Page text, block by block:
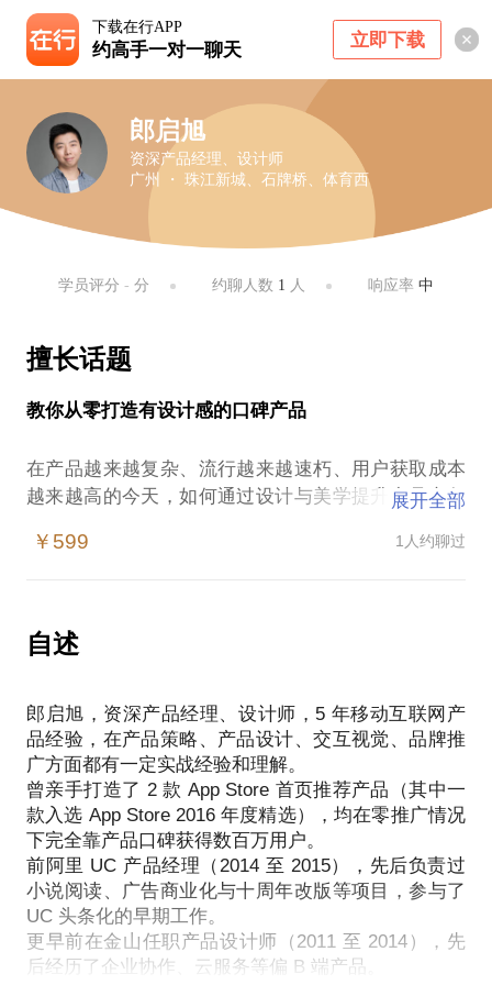
下载在行APP
约高手一对一聊天 立即下载
郎启旭
资深产品经理、设计师
广州 ・ 珠江新城、石牌桥、体育西
学员评分 - 分 约聊人数 1 人 响应率中
擅长话题
教你从零打造有设计感的口碑产品
在产品越来越复杂、流行越来越速朽、用户获取成本
越来越高的今天，如何通过设计与美学提升产品竞争
和口碑？或许我的经验能为你打开一些思路。
Store 新品推荐并入选 2016 年度精选、Google Play
编辑推荐、豌豆荚设计奖以及小米、魅族、锤子、
透过极简克制的产品设计与用户口口相传（产品累计
获得过 App Store 10000 条五星评论），这两款产品
都获得了数百万的累计用户。
产品设计，是发现问题并解决问题的过程。但好的产
品，不是发现一堆问题后粗暴地堆叠需求、添加功
能。如何既能解决问题、又能保持产品极简，以一种
足够本质的产品形态呈现出来，这是每一个有好产品
保持生命力的不二法门。
一款功能明确、设计简约、体验美好的产品，不止能
帮你从市场中脱颖而出、凭口碑自我增长，还能让你
展开全部
￥599 1人约聊过
自述
郎启旭，资深产品经理、设计师，5 年移动互联网产
品经验，在产品策略、产品设计、交互视觉、品牌推
广方面都有一定实战经验和理解。
曾亲手打造了 2 款 App Store 首页推荐产品（其中一
款入选 App Store 2016 年度精选），均在零推广情况
下完全靠产品口碑获得数百万用户。
前阿里 UC 产品经理（2014 至 2015），先后负责过
小说阅读、广告商业化与十周年改版等项目，参与了
UC 头条化的早期工作。
更早前在金山任职产品设计师（2011 至 2014），先